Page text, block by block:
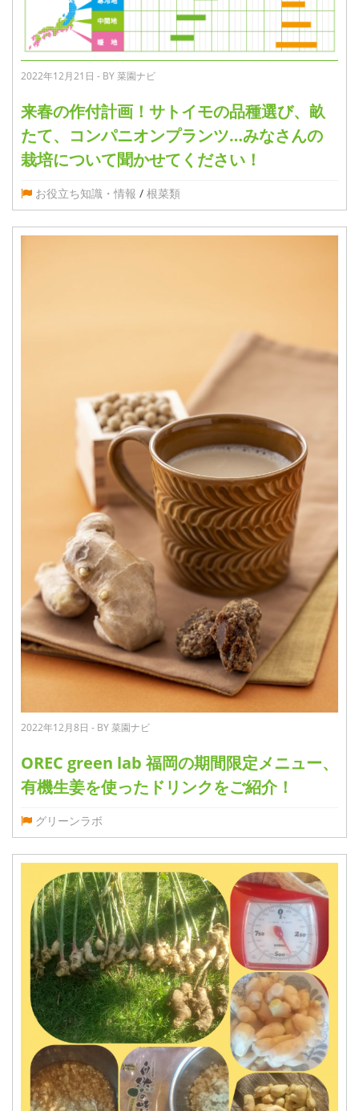
2022年12月21日 - BY 菜園ナビ
来春の作付計画！サトイモの品種選び、畝
たて、コンパニオンプランツ…みなさんの
栽培について聞かせてください！
お役立ち知識・情報 / 根菜類
2022年12月8日 - BY 菜園ナビ
OREC green lab 福岡の期間限定メニュー、
有機生姜を使ったドリンクをご紹介！
グリーンラボ